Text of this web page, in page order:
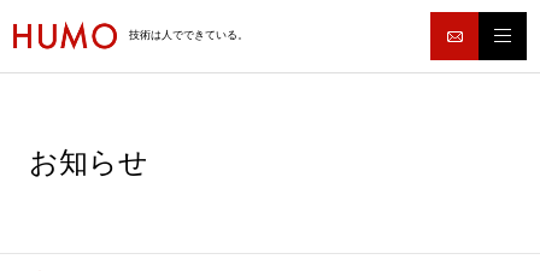
技術は人でできている。
お知らせ